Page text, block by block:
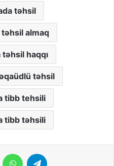
təhsil
almaq
haqqı
təhsil
tibb tehsili
tibb təhsili
Twitter WhatsApp